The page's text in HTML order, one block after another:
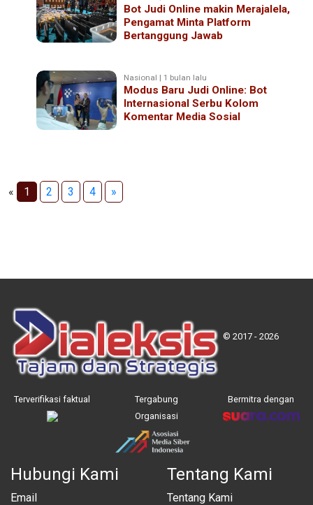
Bot Judi Online makin Merajalela,
Pengamat Minta Platform
Bertanggung Jawab
Nasional | 1 bulan lalu
Modus Baru Judi Online: Bot
Internasional Serbu Kolom
Komentar Media Sosial
« 1 2 3 4 »
© 2017 - 2026
Terverifikasi faktual
Tergabung
Organisasi
Bermitra dengan
Hubungi Kami
Email
Tentang Kami
Tentang Kami